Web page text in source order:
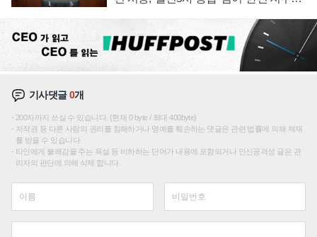
기사댓글0개
200자까지 쓰실 수 있습니다. (현재 0 byte / 최대 400byte)
저작권 등 다른 사람의 권리를 침해하거나 명예를 훼손하는 댓글은 관련 법률에 의해 제재
를 받을 수 있습니다.
타인에게 불쾌감을 주는 욕설 등 비하하는 단어가 내용에 포함되거나 인신공격성 글은 관
리자의 판단에 의해 삭제 합니다.